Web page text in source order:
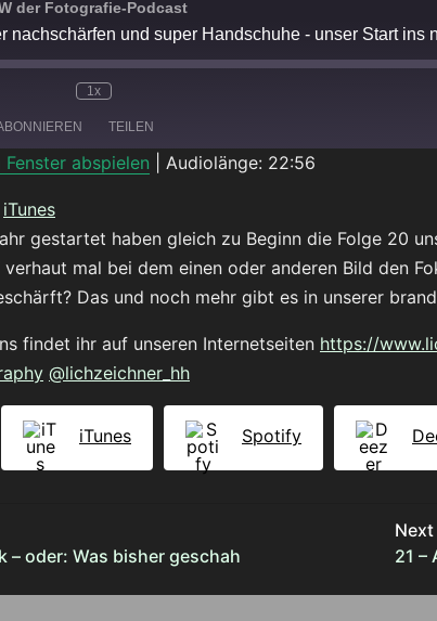
der Fotografie-Podcast
nachschärfen und super Handschuhe - unser Start ins
1x
TEILEN
Fenster abspielen Audiolänge: 22:56
iTunes
gestartet haben gleich zu Beginn die Folge 20
mal bei dem einen oder anderen Bild den
Das und noch mehr gibt es in unserer
findet ihr auf unseren Internetseiten https://
@lichzeichner_hh
iTunes Spotify
– oder: Was bisher geschah
21 –